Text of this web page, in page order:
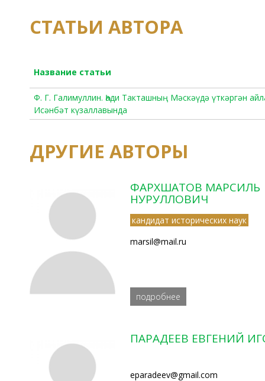
СТАТЬИ АВТОРА
Название статьи
Ф. Г. Галимуллин. Һади Такташның Мәскәүдә үткәргән
Исәнбәт күзаллавында
ДРУГИЕ АВТОРЫ
ФАРХШАТОВ МАРСИЛЬ
НУРУЛЛОВИЧ
кандидат исторических наук
marsil@mail.ru
подробнее
ПАРАДЕЕВ ЕВГЕНИЙ
eparadeev@gmail.com